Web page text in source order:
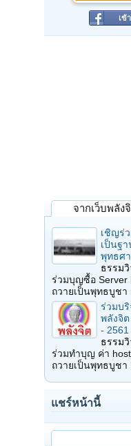
เข้
จากเว็บพลัง
เชิญร่
เป็นฐ
พุทธศ
ธรรม
ร่วมบุญซื้อ Server
ถวายเป็นพุทธบูชา
ร่วมบริ
พลังจิต
-
ธรรม
ร่วมทำบุญ ค่า
ถวายเป็นพุทธบูช
แชร์หน้านี้